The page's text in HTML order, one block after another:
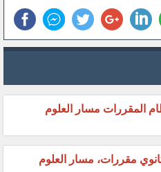
المقررات مسار العلوم
الثانوي مقررات، مسار العلوم